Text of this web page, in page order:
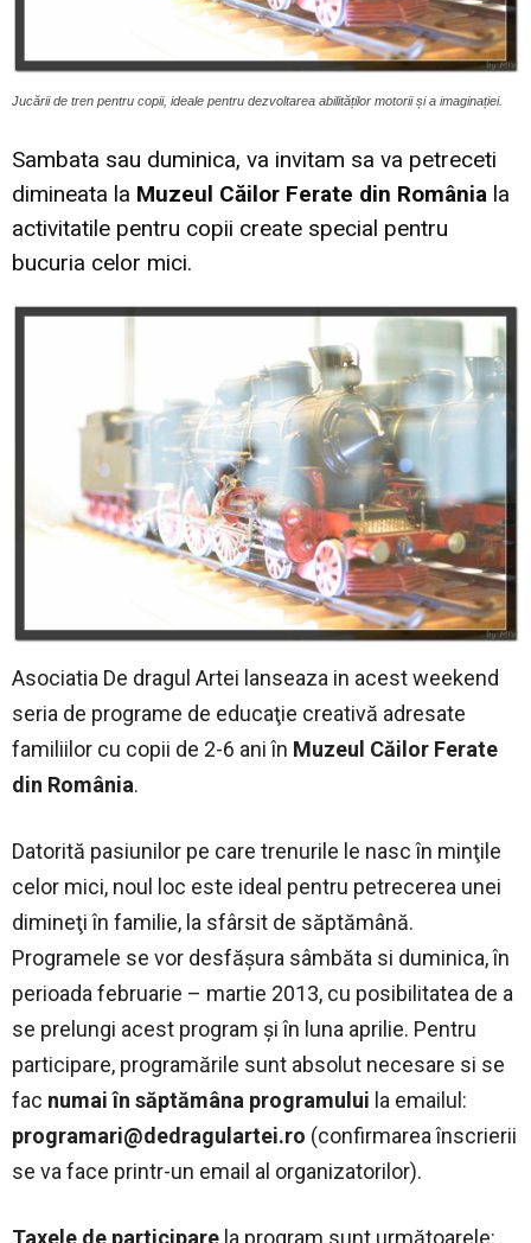
Jucării de tren pentru copii, ideale pentru dezvoltarea abilităților motorii și a imaginației.
Sambata sau duminica, va invitam sa va petreceti
dimineata la Muzeul Căilor Ferate din România la
activitatile pentru copii create special pentru
bucuria celor mici.
Asociatia De dragul Artei lanseaza in acest weekend
seria de programe de educaţie creativă adresate
familiilor cu copii de 2-6 ani în Muzeul Căilor Ferate
din România.
Datorită pasiunilor pe care trenurile le nasc în minţile
celor mici, noul loc este ideal pentru petrecerea unei
dimineţi în familie, la sfârsit de săptămână.
Programele se vor desfăşura sâmbăta si duminica, în
perioada februarie – martie 2013, cu posibilitatea de a
se prelungi acest program şi în luna aprilie. Pentru
participare, programările sunt absolut necesare si se
fac numai în săptămâna programului la emailul:
programari@dedragulartei.ro (confirmarea înscrierii
se va face printr-un email al organizatorilor).
Taxele de participare la program sunt următoarele: